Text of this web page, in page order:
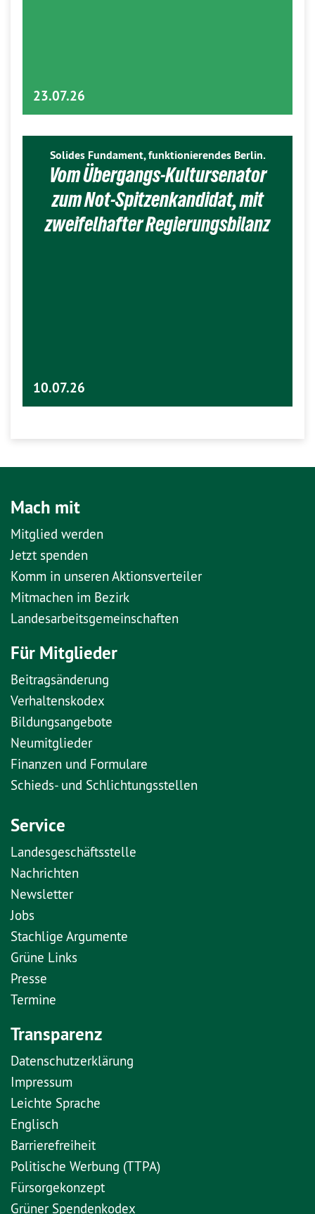
23.07.26
Solides Fundament, funktionierendes Berlin.
Vom Übergangs-Kultursenator
zum Not-Spitzenkandidat, mit
zweifelhafter Regierungsbilanz
10.07.26
Mach mit
Mitglied werden
Jetzt spenden
Komm in unseren Aktionsverteiler
Mitmachen im Bezirk
Landesarbeitsgemeinschaften
Für Mitglieder
Beitragsänderung
Verhaltenskodex
Bildungsangebote
Neumitglieder
Finanzen und Formulare
Schieds- und Schlichtungsstellen
Service
Landesgeschäftsstelle
Nachrichten
Newsletter
Jobs
Stachlige Argumente
Grüne Links
Presse
Termine
Transparenz
Datenschutzerklärung
Impressum
Leichte Sprache
Englisch
Barrierefreiheit
Politische Werbung (TTPA)
Fürsorgekonzept
Grüner Spendenkodex